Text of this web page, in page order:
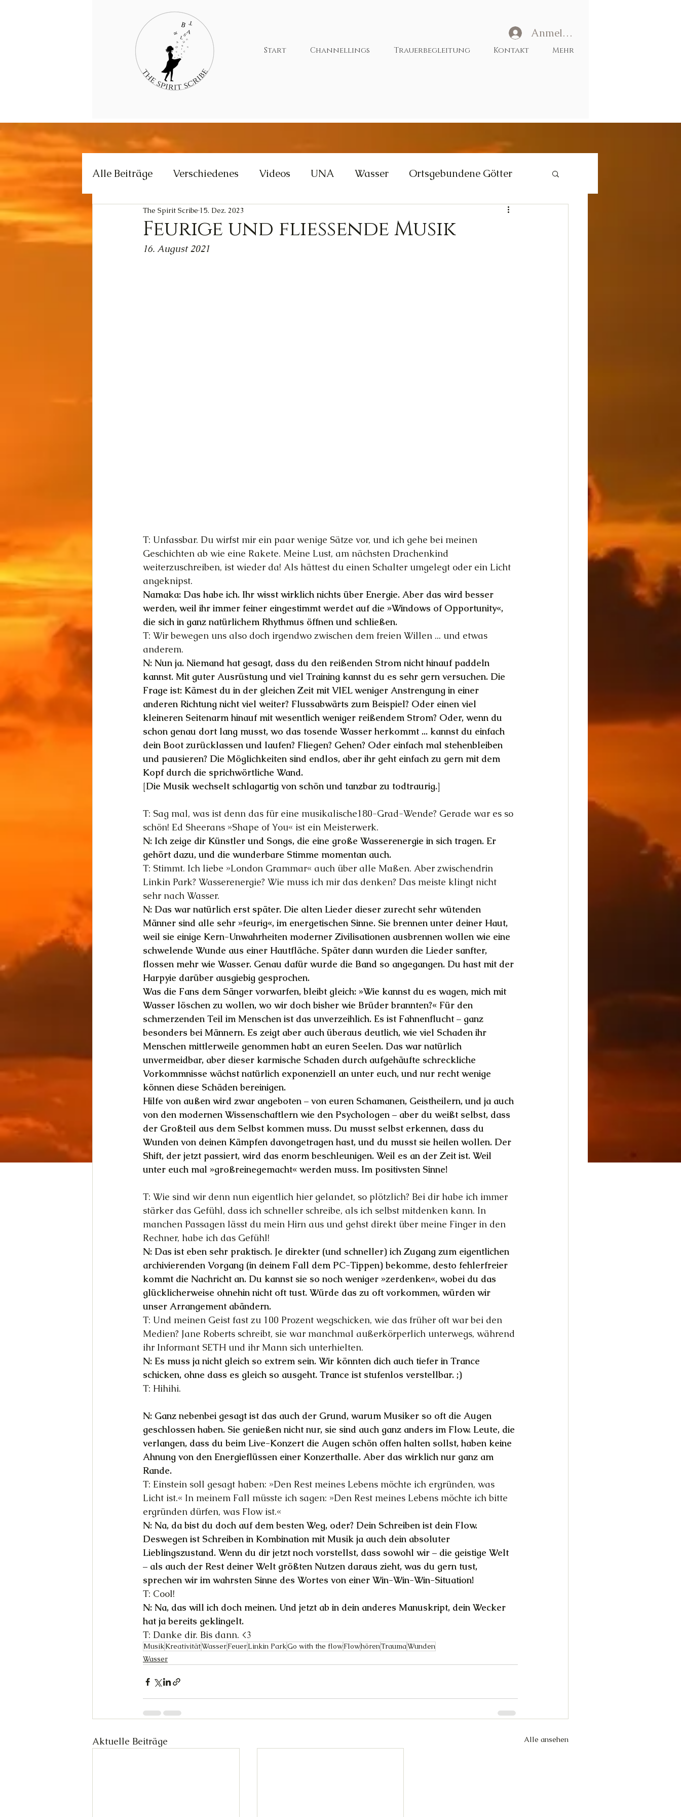
Anmelden
Start Channellings Trauerbegleitung Kontakt Mehr
Alle Beiträge Verschiedenes Videos UNA Wasser Ortsgebundene Götter
Kommunikation Kreativität
Wissen Cernunnos
Feurige und fließende Musik
The Spirit Scribe 15. Dez. 2023
16. August 2021
T: Unfassbar. Du wirfst mir ein paar wenige Sätze vor, und ich gehe bei meinen
Geschichten ab wie eine Rakete. Meine Lust, am nächsten Drachenkind
weiterzuschreiben, ist wieder da! Als hättest du einen Schalter umgelegt oder ein Licht
angeknipst.
Namaka: Das habe ich. Ihr wisst wirklich nichts über Energie. Aber das wird besser
werden, weil ihr immer feiner eingestimmt werdet auf die »Windows of Opportunity«,
die sich in ganz natürlichem Rhythmus öffnen und schließen.
T: Wir bewegen uns also doch irgendwo zwischen dem freien Willen ... und etwas
anderem.
N: Nun ja. Niemand hat gesagt, dass du den reißenden Strom nicht hinauf paddeln
kannst. Mit guter Ausrüstung und viel Training kannst du es sehr gern versuchen. Die
Frage ist: Kämest du in der gleichen Zeit mit VIEL weniger Anstrengung in einer
anderen Richtung nicht viel weiter? Flussabwärts zum Beispiel? Oder einen viel
kleineren Seitenarm hinauf mit wesentlich weniger reißendem Strom? Oder, wenn du
schon genau dort lang musst, wo das tosende Wasser herkommt ... kannst du einfach
dein Boot zurücklassen und laufen? Fliegen? Gehen? Oder einfach mal stehenbleiben
und pausieren? Die Möglichkeiten sind endlos, aber ihr geht einfach zu gern mit dem
Kopf durch die sprichwörtliche Wand.
[Die Musik wechselt schlagartig von schön und tanzbar zu todtraurig.]
T: Sag mal, was ist denn das für eine musikalische180-Grad-Wende? Gerade war es so
schön! Ed Sheerans »Shape of You« ist ein Meisterwerk.
N: Ich zeige dir Künstler und Songs, die eine große Wasserenergie in sich tragen. Er
gehört dazu, und die wunderbare Stimme momentan auch.
T: Stimmt. Ich liebe »London Grammar« auch über alle Maßen. Aber zwischendrin
Linkin Park? Wasserenergie? Wie muss ich mir das denken? Das meiste klingt nicht
sehr nach Wasser.
N: Das war natürlich erst später. Die alten Lieder dieser zurecht sehr wütenden
Männer sind alle sehr »feurig«, im energetischen Sinne. Sie brennen unter deiner Haut,
weil sie einige Kern-Unwahrheiten moderner Zivilisationen ausbrennen wollen wie eine
schwelende Wunde aus einer Hautfläche. Später dann wurden die Lieder sanfter,
flossen mehr wie Wasser. Genau dafür wurde die Band so angegangen. Du hast mit der
Harpyie darüber ausgiebig gesprochen.
Was die Fans dem Sänger vorwarfen, bleibt gleich: »Wie kannst du es wagen, mich mit
Wasser löschen zu wollen, wo wir doch bisher wie Brüder brannten?« Für den
schmerzenden Teil im Menschen ist das unverzeihlich. Es ist Fahnenflucht – ganz
besonders bei Männern. Es zeigt aber auch überaus deutlich, wie viel Schaden ihr
Menschen mittlerweile genommen habt an euren Seelen. Das war natürlich
unvermeidbar, aber dieser karmische Schaden durch aufgehäufte schreckliche
Vorkommnisse wächst natürlich exponenziell an unter euch, und nur recht wenige
können diese Schäden bereinigen.
Hilfe von außen wird zwar angeboten – von euren Schamanen, Geistheilern, und ja auch
von den modernen Wissenschaftlern wie den Psychologen – aber du weißt selbst, dass
der Großteil aus dem Selbst kommen muss. Du musst selbst erkennen, dass du
Wunden von deinen Kämpfen davongetragen hast, und du musst sie heilen wollen. Der
Shift, der jetzt passiert, wird das enorm beschleunigen. Weil es an der Zeit ist. Weil
unter euch mal »großreinegemacht« werden muss. Im positivsten Sinne!
T: Wie sind wir denn nun eigentlich hier gelandet, so plötzlich? Bei dir habe ich immer
stärker das Gefühl, dass ich schneller schreibe, als ich selbst mitdenken kann. In
manchen Passagen lässt du mein Hirn aus und gehst direkt über meine Finger in den
Rechner, habe ich das Gefühl!
N: Das ist eben sehr praktisch. Je direkter (und schneller) ich Zugang zum eigentlichen
archivierenden Vorgang (in deinem Fall dem PC-Tippen) bekomme, desto fehlerfreier
kommt die Nachricht an. Du kannst sie so noch weniger »zerdenken«, wobei du das
glücklicherweise ohnehin nicht oft tust. Würde das zu oft vorkommen, würden wir
unser Arrangement abändern.
T: Und meinen Geist fast zu 100 Prozent wegschicken, wie das früher oft war bei den
Medien? Jane Roberts schreibt, sie war manchmal außerkörperlich unterwegs, während
ihr Informant SETH und ihr Mann sich unterhielten.
N: Es muss ja nicht gleich so extrem sein. Wir könnten dich auch tiefer in Trance
schicken, ohne dass es gleich so ausgeht. Trance ist stufenlos verstellbar. ;)
T: Hihihi.
N: Ganz nebenbei gesagt ist das auch der Grund, warum Musiker so oft die Augen
geschlossen haben. Sie genießen nicht nur, sie sind auch ganz anders im Flow. Leute, die
verlangen, dass du beim Live-Konzert die Augen schön offen halten sollst, haben keine
Ahnung von den Energieflüssen einer Konzerthalle. Aber das wirklich nur ganz am
Rande.
T: Einstein soll gesagt haben: »Den Rest meines Lebens möchte ich ergründen, was
Licht ist.« In meinem Fall müsste ich sagen: »Den Rest meines Lebens möchte ich bitte
ergründen dürfen, was Flow ist.«
N: Na, da bist du doch auf dem besten Weg, oder? Dein Schreiben ist dein Flow.
Deswegen ist Schreiben in Kombination mit Musik ja auch dein absoluter
Lieblingszustand. Wenn du dir jetzt noch vorstellst, dass sowohl wir – die geistige Welt
– als auch der Rest deiner Welt größten Nutzen daraus zieht, was du gern tust,
sprechen wir im wahrsten Sinne des Wortes von einer Win-Win-Win-Situation!
T: Cool!
N: Na, das will ich doch meinen. Und jetzt ab in dein anderes Manuskript, dein Wecker
hat ja bereits geklingelt.
T: Danke dir. Bis dann. <3
MusikKreativitätWasserFeuerLinkin ParkGo with the flowFlowhörenTraumaWunden
Wasser
Aktuelle Beiträge Alle ansehen